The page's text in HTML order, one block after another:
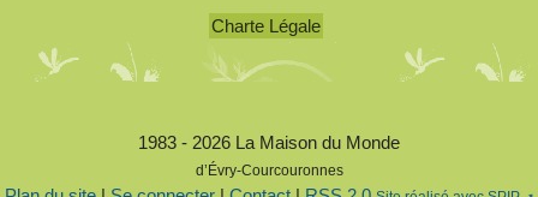
Charte Légale
1983 - 2026 La Maison du Monde
d’Évry-Courcouronnes